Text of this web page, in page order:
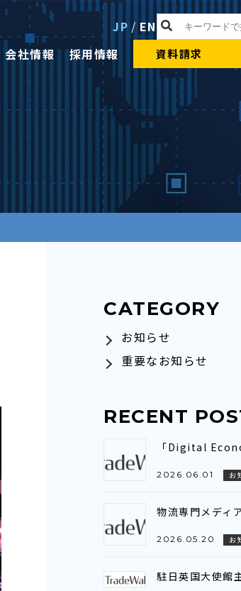
JP / EN
会社情報 採用情報 資料請求
CATEGORY
お知らせ
重要なお知らせ
RECENT
2026.06.01 お
2026.05.20 お